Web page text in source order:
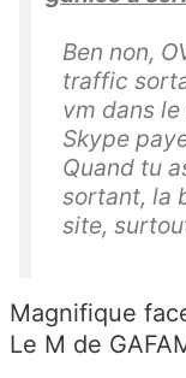
Ben non,
traffic
vm dans
Skype
Quand tu
sortant, la
site,
Magnifique
Le M de